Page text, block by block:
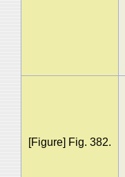
[Figure] Fig. 382.